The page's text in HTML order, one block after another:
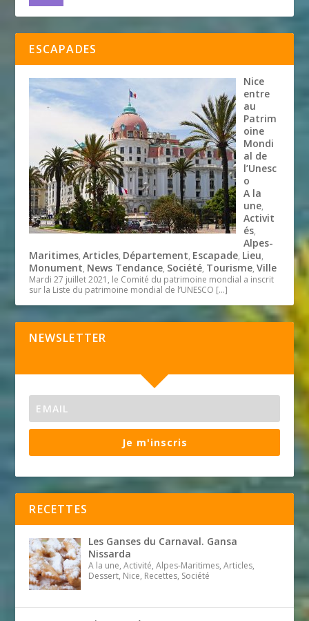
ESCAPADES
Nice
entre
au
Patrim
oine
Mondi
al de
l’Unesc
o
A la
une,
Activit
és,
Alpes-
Maritimes,Articles, Département, Escapade, Lieu,
Monument, News Tendance, Société, Tourisme,Ville
Mardi 27 juillet 2021, le Comité du patrimoine mondial a inscrit
sur la Liste du patrimoine mondial de l’UNESCO […]
NEWSLETTER
Je m'inscris
RECETTES
Les Ganses du Carnaval. Gansa
Nissarda
A la une, Activité, Alpes-Maritimes, Articles,
Dessert, Nice, Recettes, Société